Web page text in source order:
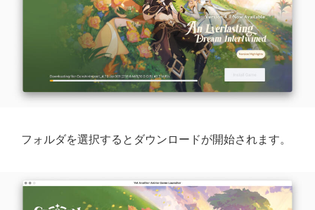
フォルダを選択するとダウンロードが開始されます。